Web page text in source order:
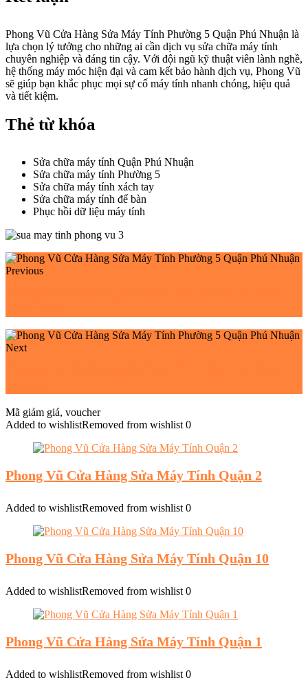
Phong Vũ Cửa Hàng Sửa Máy Tính Phường 5 Quận Phú Nhuận là
lựa chọn lý tưởng cho những ai cần dịch vụ sửa chữa máy tính
chuyên nghiệp và đáng tin cậy. Với đội ngũ kỹ thuật viên lành nghề,
hệ thống máy móc hiện đại và cam kết bảo hành dịch vụ, Phong Vũ
sẽ giúp bạn khắc phục mọi sự cố máy tính nhanh chóng, hiệu quả
và tiết kiệm.
Thẻ từ khóa
Sửa chữa máy tính Quận Phú Nhuận
Sửa chữa máy tính Phường 5
Sửa chữa máy tính xách tay
Sửa chữa máy tính để bàn
Phục hồi dữ liệu máy tính
Previous
Next
Mã giảm giá, voucher
Added to wishlistRemoved from wishlist 0
Phong Vũ Cửa Hàng Sửa Máy Tính Quận 2
Added to wishlistRemoved from wishlist 0
Phong Vũ Cửa Hàng Sửa Máy Tính Quận 10
Added to wishlistRemoved from wishlist 0
Phong Vũ Cửa Hàng Sửa Máy Tính Quận 1
Added to wishlistRemoved from wishlist 0